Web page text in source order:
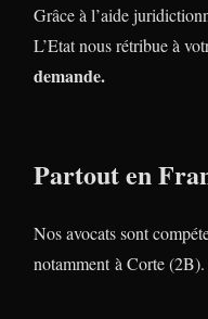
Grâce à l’aide
L’Etat nous rétribue à
demande.
Partout en
Nos avocats sont
notamment à Corte (2B).